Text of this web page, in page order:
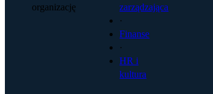
organizację
zarządzająca
·
Finanse
·
HR i
kultura